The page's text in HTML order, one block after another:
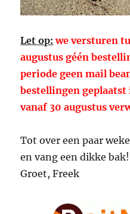
Let op: we versturen
augustus géén
periode geen mail
bestellingen
vanaf 30 augustus
Tot over een paar
en vang een dikke bak!
Groet, Freek